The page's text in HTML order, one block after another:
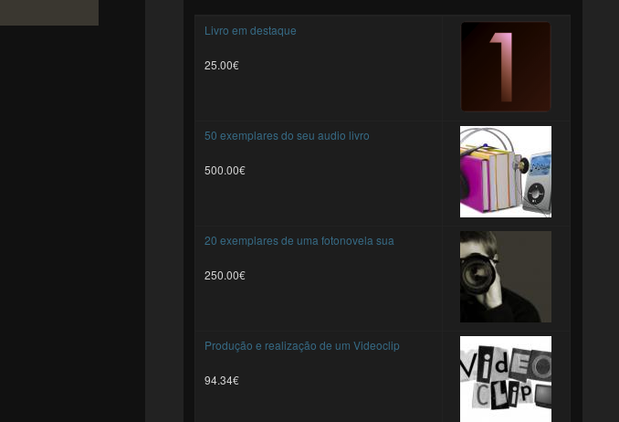
Livro em destaque
25.00€
50 exemplares do seu audio livro
500.00€
20 exemplares de uma fotonovela sua
250.00€
Produção e realização de um Videoclip
94.34€